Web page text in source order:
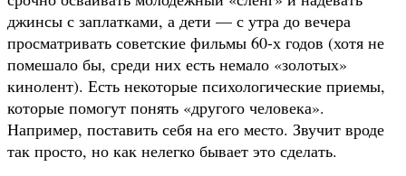
джинсы с заплатками, а дети — с утра до вечера
просматривать советские фильмы 60-х годов (хотя не
помешало бы, среди них есть немало «золотых»
кинолент). Есть некоторые психологические приемы,
которые помогут понять «другого человека».
Например, поставить себя на его место. Звучит вроде
так просто, но как нелегко бывает это сделать.